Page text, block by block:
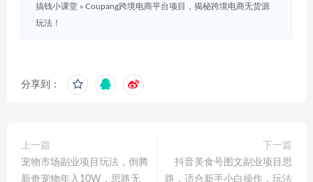
搞钱小课堂 » Coupang跨境电商平台项目，揭秘跨境电商无货源
玩法！
分享到：
上一篇
宠物市场副业项目玩法，倒腾
新奇宠物年入10W，思路无
下一篇
抖音美食号图文副业项目思
路，适合新手小白操作，玩法